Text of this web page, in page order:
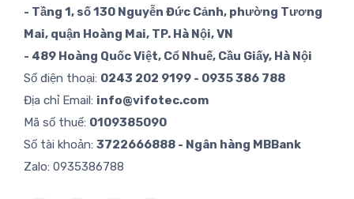
- Tầng 1, số 130 Nguyễn Đức Cảnh, phường Tương
Mai, quận Hoàng Mai, TP. Hà Nội, VN
- 489 Hoàng Quốc Việt, Cổ Nhuế, Cầu Giấy, Hà Nội
Số điện thoại: 0243 202 9199 - 0935 386 788
Địa chỉ Email: info@vifotec.com
Mã số thuế: 0109385090
Số tài khoản: 3722666888 - Ngân hàng MBBank
Zalo: 0935386788